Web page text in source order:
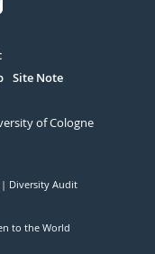
Site Note
of Cologne
Diversity Audit
to the World